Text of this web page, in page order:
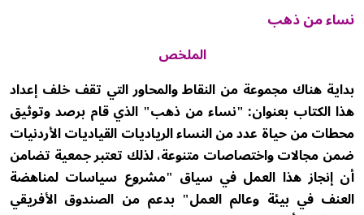
نساء من ذهب
الملخص
بداية هناك مجموعة من النقاط والمحاور التي تقف خلف إعداد
هذا الكتاب بعنوان: "نساء من ذهب" الذي قام برصد وتوثيق
محطات من حياة عدد من النساء الرياديات القياديات الأردنيات
ضمن مجالات واختصاصات متنوعة، لذلك تعتبر جمعية تضامن
أن إنجاز هذا العمل في سياق "مشروع سياسات لمناهضة
العنف في بيئة وعالم العمل" بدعم من الصندوق الأفريقي